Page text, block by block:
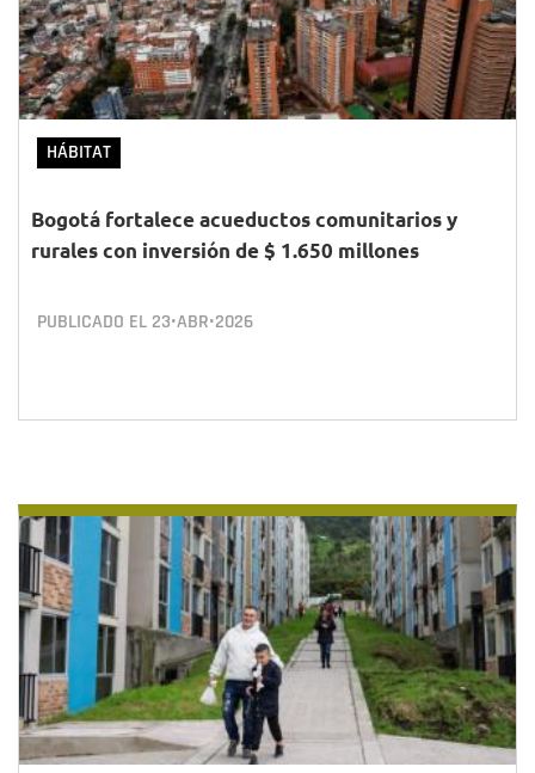
HÁBITAT
Bogotá fortalece acueductos comunitarios y
rurales con inversión de $ 1.650 millones
PUBLICADO EL 23•ABR•2026